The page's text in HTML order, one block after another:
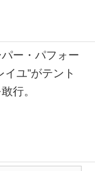
ー・パフォー
ユ”がテント
行。